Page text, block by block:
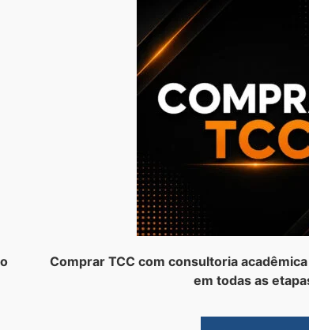
Comprar TCC com consultoria
em todas as